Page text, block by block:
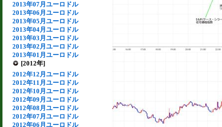
2013年07月ユーロドル
2013年06月ユーロドル
2013年05月ユーロドル
2013年04月ユーロドル
2013年03月ユーロドル
2013年02月ユーロドル
2013年01月ユーロドル
[2012年]
2012年12月ユーロドル
2012年11月ユーロドル
2012年10月ユーロドル
2012年09月ユーロドル
2012年08月ユーロドル
2012年07月ユーロドル
2012年06月ユーロドル